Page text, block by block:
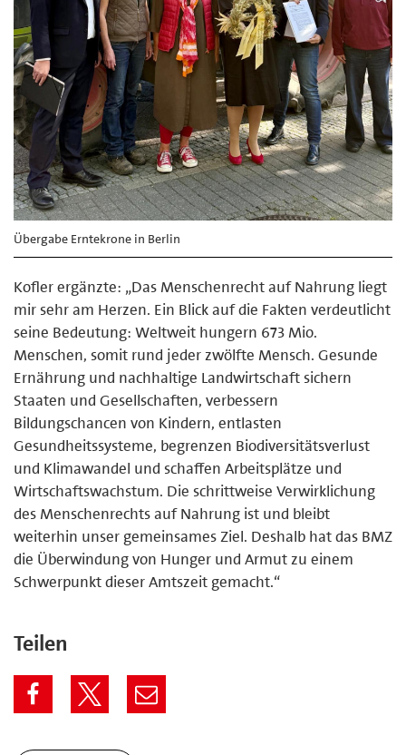
Übergabe Erntekrone in Berlin
Kofler ergänzte: „Das Menschenrecht auf Nahrung liegt
mir sehr am Herzen. Ein Blick auf die Fakten verdeutlicht
seine Bedeutung: Weltweit hungern 673 Mio.
Menschen, somit rund jeder zwölfte Mensch. Gesunde
Ernährung und nachhaltige Landwirtschaft sichern
Staaten und Gesellschaften, verbessern
Bildungschancen von Kindern, entlasten
Gesundheitssysteme, begrenzen Biodiversitätsverlust
und Klimawandel und schaffen Arbeitsplätze und
Wirtschaftswachstum. Die schrittweise Verwirklichung
des Menschenrechts auf Nahrung ist und bleibt
weiterhin unser gemeinsames Ziel. Deshalb hat das BMZ
die Überwindung von Hunger und Armut zu einem
Schwerpunkt dieser Amtszeit gemacht.“
Teilen